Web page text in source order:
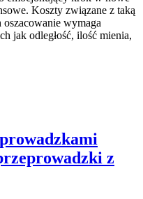
Koszty związane z taką
oszacowanie wymaga
jak odległość, ilość mienia,
z